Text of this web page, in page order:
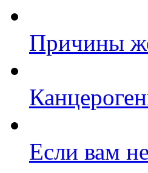
Причины
Если вам